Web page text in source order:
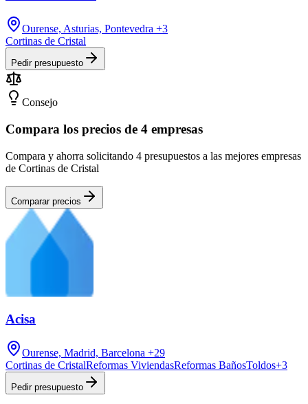
Ourense, Asturias, Pontevedra +3
Cortinas de Cristal
Pedir presupuesto
Consejo
Compara los precios de 4 empresas
Compara y ahorra solicitando 4 presupuestos a las mejores empresas
de Cortinas de Cristal
Comparar precios
Acisa
Ourense, Madrid, Barcelona +29
Cortinas de CristalReformas ViviendasReformas BañosToldos+3
Pedir presupuesto